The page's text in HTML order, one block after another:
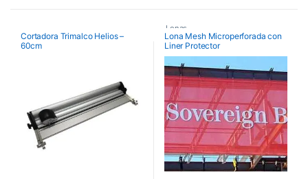
Cortadora Trimalco Helios –
60cm
Lonas
Lona Mesh Microperforada con
Liner Protector